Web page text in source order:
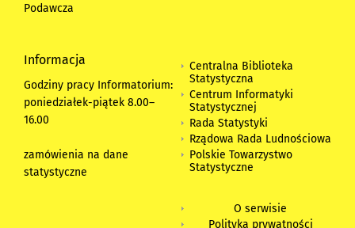
Podawcza
Informacja
Godziny pracy Informatorium:
poniedziałek-piątek 8.00–
16.00
zamówienia na dane
statystyczne
Centralna Biblioteka
Statystyczna
Centrum Informatyki
Statystycznej
Rada Statystyki
Rządowa Rada Ludnościowa
Polskie Towarzystwo
Statystyczne
O serwisie
Polityka prywatności